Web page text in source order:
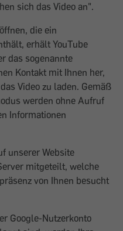
sich das Video an".
die ein
erhält YouTube
das sogenannte
Kontakt mit Ihnen her,
Video zu laden. Gemäß
werden ohne Aufruf
Informationen
unserer Website
mitgeteilt, welche
von Ihnen besucht
Google-Nutzerkonto